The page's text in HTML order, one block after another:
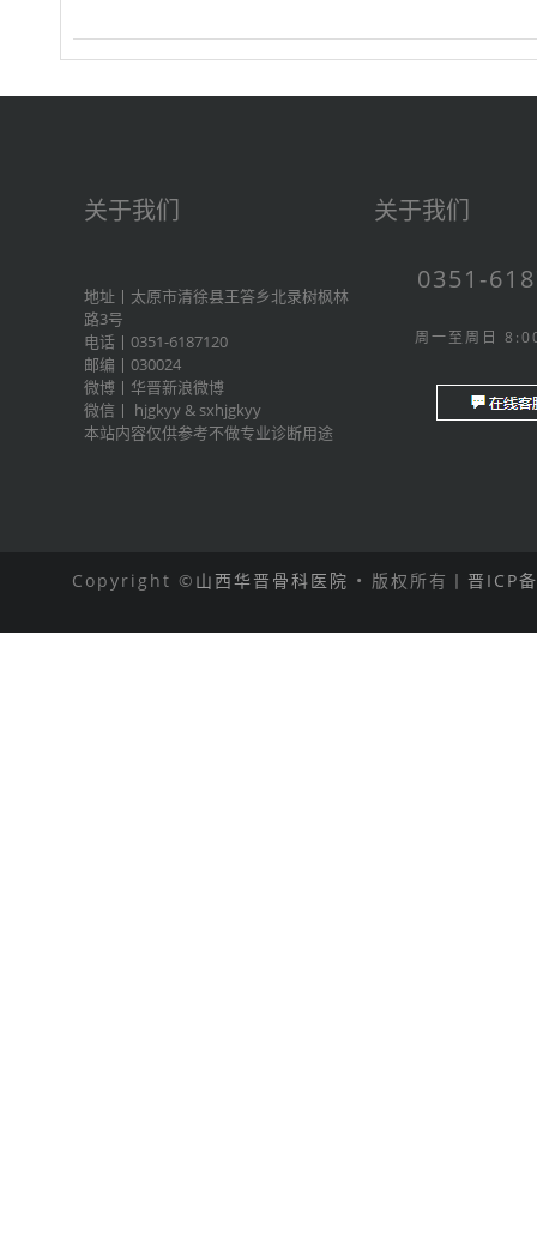
关于我们
地址丨太原市清徐县王答乡北录树枫林
路3号
电话丨0351-6187120
邮编丨030024
微博丨 华晋新浪微博
微信丨 hjgkyy & sxhjgkyy
本站内容仅供参考不做专业诊断用途
关于我们
0351-
周一至周日
Copyright © 山西华晋骨科医院 • 版权所有丨 晋ICP